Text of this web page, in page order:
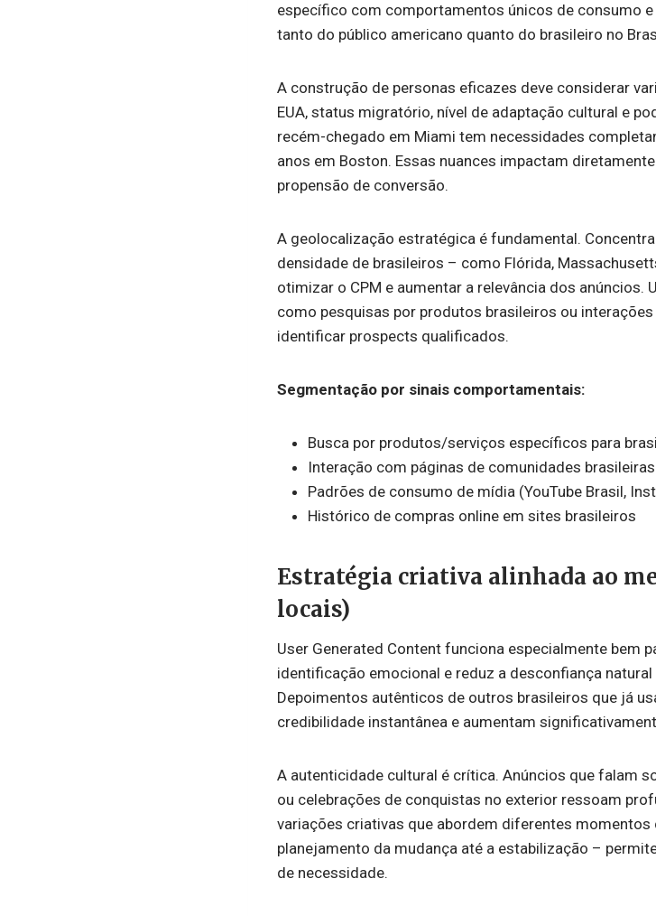
específico com comportamentos únicos de consumo
tanto do público americano quanto do brasileiro no
A construção de personas eficazes deve considerar
EUA, status migratório, nível de adaptação cultural e
recém-chegado em Miami tem necessidades
anos em Boston. Essas nuances impactam
propensão de conversão.
A geolocalização estratégica é fundamental.
densidade de brasileiros – como Flórida,
otimizar o CPM e aumentar a relevância dos
como pesquisas por produtos brasileiros ou
identificar prospects qualificados.
Segmentação por sinais comportamentais:
Busca por produtos/serviços específicos para
Interação com páginas de comunidades brasileiras
Padrões de consumo de mídia (YouTube Brasil,
Histórico de compras online em sites brasileiros
Estratégia criativa alinhada ao
locais)
User Generated Content funciona especialmente bem
identificação emocional e reduz a desconfiança
Depoimentos autênticos de outros brasileiros que já
credibilidade instantânea e aumentam
A autenticidade cultural é crítica. Anúncios que falam
ou celebrações de conquistas no exterior ressoam
variações criativas que abordem diferentes
planejamento da mudança até a estabilização –
de necessidade.